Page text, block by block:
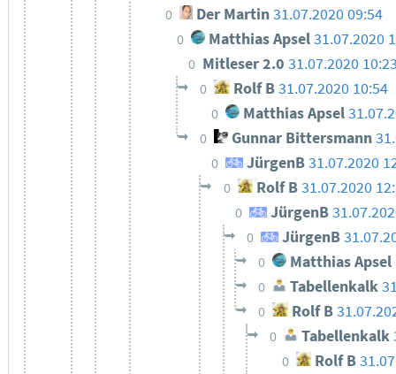
0 Der Martin31.07.2020 09:54
0 Matthias Apsel 31.07.2020
0 Mitleser 2.0 31.07.2020
0 Rolf B31.07.2020 10:54
0 Matthias Apsel
0 Gunnar Bittersmann
0 JürgenB31.07.2020
0 Rolf B31.07.2020
0 JürgenB
0 JürgenB
0 Matthias Apsel
0 Tabellenkalk
0 Rolf B
0 Tabellenkalk
0 Rolf B